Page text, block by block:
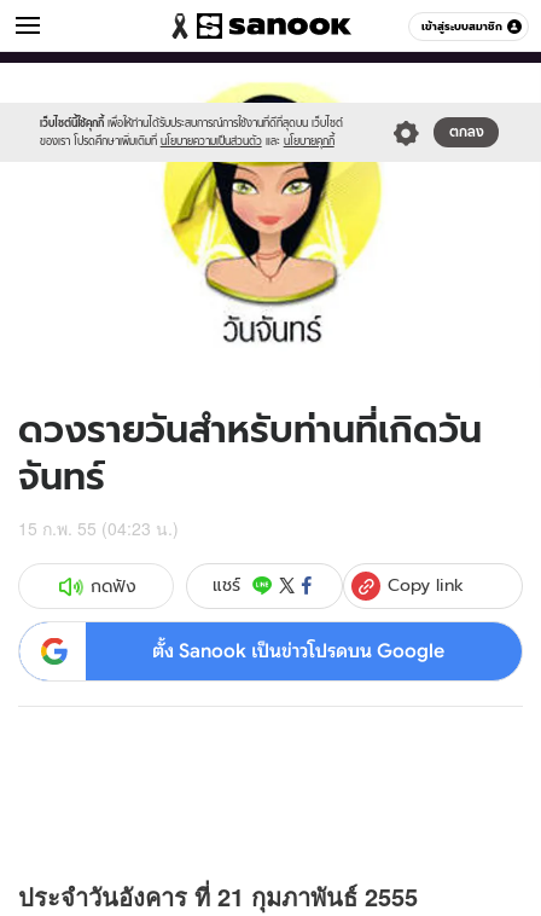
เข้าสู่ระบบสมาชิก
ดูดวง หมวดอื่นๆ
เว็บไซต์นี้ใช้คุกกี้ เพื่อให้ท่านได้รับประสบการณ์การใช้งานที่ดีที่สุดบน เว็บไซต์
ของเรา โปรดศึกษาเพิ่มเติมที่ นโยบายความเป็นส่วนตัว และ นโยบายคุกกี้
ตกลง
sanook.png
ดวงรายวันสำหรับท่านที่เกิดวัน
จันทร์
15 ก.พ. 55 (04:23 น.)
กดฟัง แชร์ Copy link
ตั้ง Sanook เป็นข่าวโปรดบน Google
ประจำวันอังคาร ที่ 21 กุมภาพันธ์ 2555